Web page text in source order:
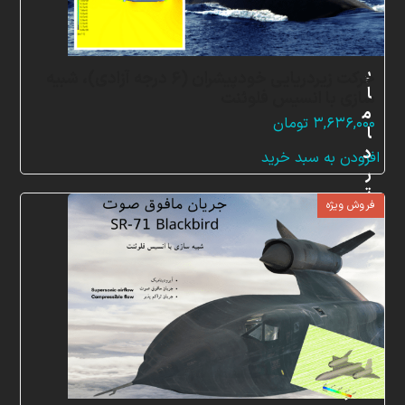
سازی با انسیس فلوئنت
۳,۶۳۶,۰۰۰ تومان
افزودن به سبد خرید
فروش ویژه
ب
ا
م
ا
د
ر
ت
م
ا
س
ب
ا
ش
د
دفتر